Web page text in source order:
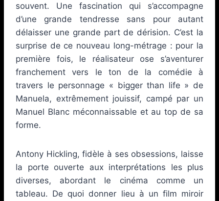
souvent. Une fascination qui s’accompagne
d’une grande tendresse sans pour autant
délaisser une grande part de dérision. C’est la
surprise de ce nouveau long-métrage : pour la
première fois, le réalisateur ose s’aventurer
franchement vers le ton de la comédie à
travers le personnage « bigger than life » de
Manuela, extrêmement jouissif, campé par un
Manuel Blanc méconnaissable et au top de sa
forme.
Antony Hickling, fidèle à ses obsessions, laisse
la porte ouverte aux interprétations les plus
diverses, abordant le cinéma comme un
tableau. De quoi donner lieu à un film miroir